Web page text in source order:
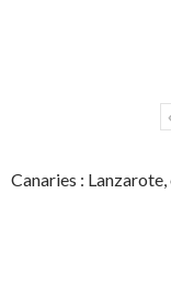
Canaries :